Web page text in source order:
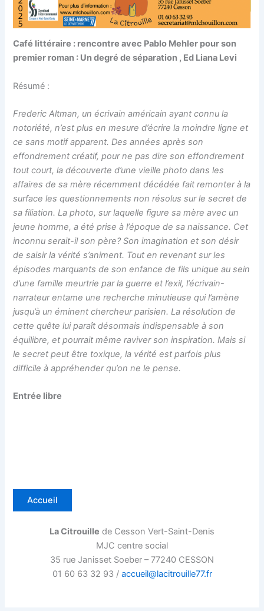
Café littéraire : rencontre avec Pablo Mehler pour son
premier roman : Un degré de séparation , Ed Liana Levi
Résumé :
Frederic Altman, un écrivain américain ayant connu la
notoriété, n’est plus en mesure d’écrire la moindre ligne et
ce sans motif apparent. Des années après son
effondrement créatif, pour ne pas dire son effondrement
tout court, la découverte d’une vieille photo dans les
affaires de sa mère récemment décédée fait remonter à la
surface les questionnements non résolus sur le secret de
sa filiation. La photo, sur laquelle figure sa mère avec un
jeune homme, a été prise à l’époque de sa naissance. Cet
inconnu serait-il son père? Son imagination et son désir
de saisir la vérité s’animent. Tout en revenant sur les
épisodes marquants de son enfance de fils unique au sein
d’une famille meurtrie par la guerre et l’exil, l’écrivain-
narrateur entame une recherche minutieuse qui l’amène
jusqu’à un éminent chercheur parisien. La résolution de
cette quête lui paraît désormais indispensable à son
équilibre, et pourrait même raviver son inspiration. Mais si
le secret peut être toxique, la vérité est parfois plus
difficile à appréhender qu’on ne le pense.
Entrée libre
Accueil
La Citrouille de Cesson Vert-Saint-Denis
MJC centre social
35 rue Janisset Soeber – 77240 CESSON
01 60 63 32 93 / accueil@lacitrouille77.fr